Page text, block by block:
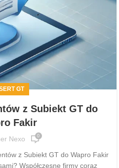
GT
z Subiekt GT do
Fakir
Nexo 0
z Subiekt GT do Wapro Fakir
Współczesne firmy coraz